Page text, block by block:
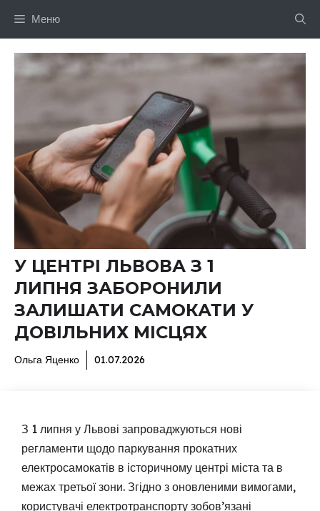
Меню
У ЦЕНТРІ ЛЬВОВА З 1
ЛИПНЯ ЗАБОРОНИЛИ
ЗАЛИШАТИ САМОКАТИ У
ДОВІЛЬНИХ МІСЦЯХ
Ольга Яценко 01.07.2026
З 1 липня у Львові запроваджуються нові
регламенти щодо паркування прокатних
електросамокатів в історичному центрі міста та в
межах третьої зони. Згідно з оновленими вимогами,
користувачі електротранспорту зобов’язані